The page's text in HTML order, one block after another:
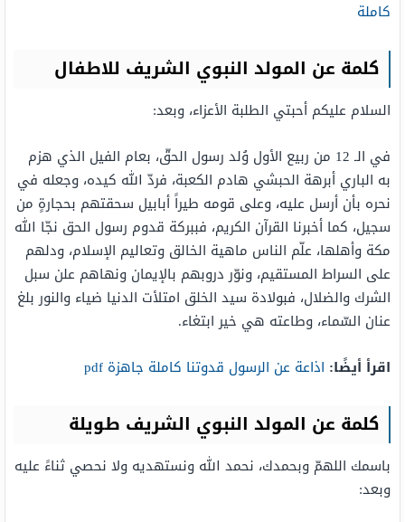
كاملة
كلمة عن المولد النبوي الشريف للاطفال
السلام عليكم أحبتي الطلبة الأعزاء، وبعد:
في الـ 12 من ربيع الأول وُلد رسول الحقّ، بعام الفيل الذي هزم
به الباري أبرهة الحبشي هادم الكعبة، فردّ الله كيده، وجعله في
نحره بأن أرسل عليه، وعلى قومه طيراً أبابيل سحقتهم بحجارةٍ من
سجيل، كما أخبرنا القرآن الكريم، فببركة قدوم رسول الحق نجّا الله
مكة وأهلها، علّم الناس ماهية الخالق وتعاليم الإسلام، ودلهم
على السراط المستقيم، ونوّر دروبهم بالإيمان ونهاهم علن سبل
الشرك والضلال، فبولادة سيد الخلق امتلأت الدنيا ضياء والنور بلغ
عنان السّماء، وطاعته هي خير ابتغاء.
اقرأ أيضًا: اذاعة عن الرسول قدوتنا كاملة جاهزة pdf
كلمة عن المولد النبوي الشريف طويلة
باسمك اللهمّ وبحمدك، نحمد الله ونستهديه ولا نحصي ثناءً عليه
وبعد: